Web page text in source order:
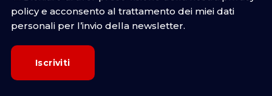
policye acconsento al trattamento dei miei dati
personali per l’invio della newsletter.